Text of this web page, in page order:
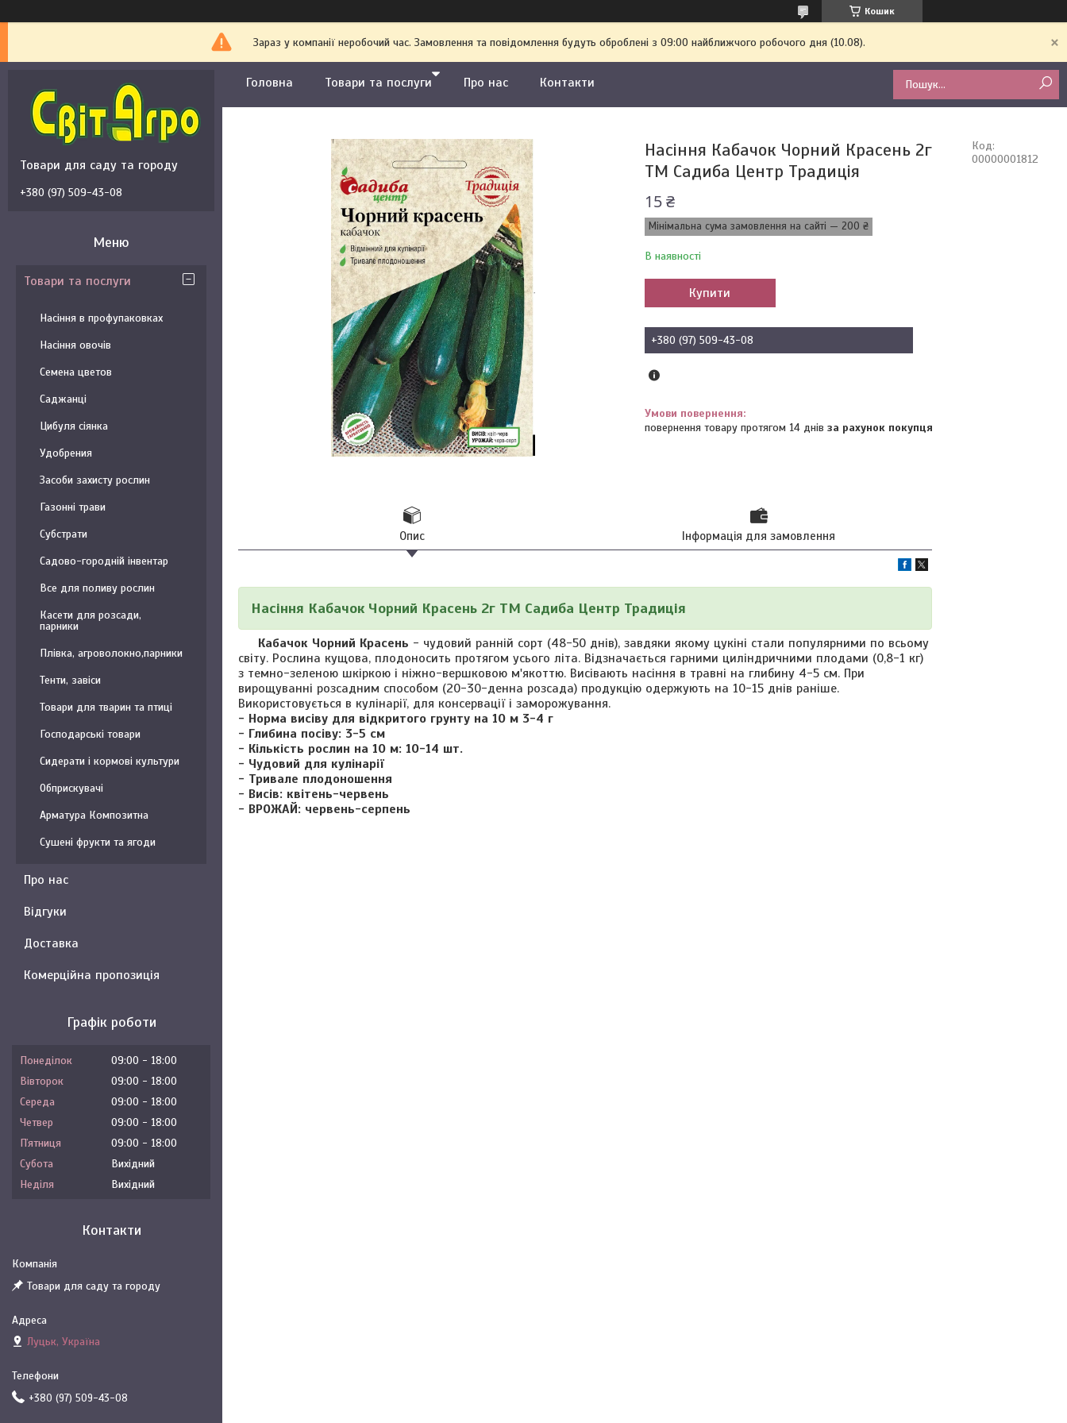
Кошик
Зараз у компанії неробочий час. Замовлення та повідомлення будуть оброблені з 09:00 найближчого робочого дня (10.08).
Головна Товари та послуги Про нас Контакти
Насіння Кабачок Чорний Красень 2г
ТМ Садиба Центр Традиція
15 ₴
Мінімальна сума замовлення на сайті — 200 ₴
В наявності
Код:
00000001812
Купити
+380 (97) 509-43-08
повернення товару протягом 14 днів за рахунок покупця
Опис Інформація для замовлення
Насіння Кабачок Чорний Красень 2г ТМ Садиба Центр Традиція
Кабачок Чорний Красень - чудовий ранній сорт (48-50 днів), завдяки якому цукіні стали популярними по всьому
світу. Рослина кущова, плодоносить протягом усього літа. Відзначається гарними циліндричними плодами (0,8-1 кг)
з темно-зеленою шкіркою і ніжно-вершковою м'якоттю. Висівають насіння в травні на глибину 4-5 см. При
вирощуванні розсадним способом (20-30-денна розсада) продукцію одержують на 10-15 днів раніше.
Використовується в кулінарії, для консервації і заморожування.
- Норма висіву для відкритого грунту на 10 м 3-4 г
- Глибина посіву: 3-5 см
- Кількість рослин на 10 м: 10-14 шт.
- Чудовий для кулінарії
- Тривале плодоношення
- Висів: квітень-червень
- ВРОЖАЙ: червень-серпень
Товари для саду та городу
+380 (97) 509-43-08
Товари та послуги
Насіння в профупаковках
Насіння овочів
Семена цветов
Саджанці
Цибуля сіянка
Удобрения
Засоби захисту рослин
Газонні трави
Субстрати
Садово-городній інвентар
Все для поливу рослин
Касети для розсади,
парники
Плівка, агроволокно,парники
Тенти, завіси
Товари для тварин та птиці
Господарські товари
Сидерати і кормові культури
Обприскувачі
Арматура Композитна
Сушені фрукти та ягоди
Про нас
Відгуки
Доставка
Комерційна пропозиція
Графік роботи
Понеділок 09:00
18:00
Вівторок
09:00
18:00
Середа
09:00
18:00
Четвер
09:00
18:00
Пʼятниця
09:00
18:00
Субота
Вихідний
Неділя
Вихідний
Контакти
Товари для саду та городу
Луцьк, Україна
+380 (97) 509-43-08